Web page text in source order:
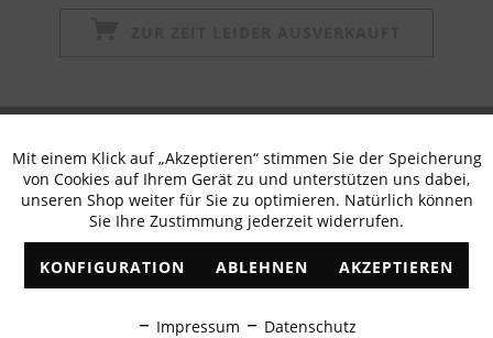
erhalten
✓ Exklusive Angebote ✓ Die aktuellsten Trends
ABONNIEREN
Funktionale Aktiv
Marketing Inaktiv
Tracking Inaktiv
Mit einem Klick auf „Akzeptieren“ stimmen Sie der Speicherung
von Cookies auf Ihrem Gerät zu und unterstützen uns dabei,
unseren Shop weiter für Sie zu optimieren. Natürlich können
Sie Ihre Zustimmung jederzeit widerrufen.
KONFIGURATION ABLEHNEN AKZEPTIEREN
Impressum Datenschutz